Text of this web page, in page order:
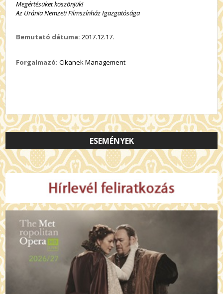
Megértésüket köszönjük!
Az Uránia Nemzeti Filmszínház Igazgatósága
Bemutató dátuma: 2017.12.17.
Forgalmazó: Cikanek Management
ESEMÉNYEK